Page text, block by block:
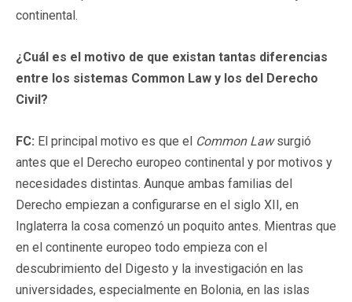
continental.
¿Cuál es el motivo de que existan tantas diferencias
entre los sistemas Common Law y los del Derecho
Civil?
FC: El principal motivo es que el Common Lawsurgió
antes que el Derecho europeo continental y por motivos y
necesidades distintas. Aunque ambas familias del
Derecho empiezan a configurarse en el siglo XII, en
Inglaterra la cosa comenzó un poquito antes. Mientras que
en el continente europeo todo empieza con el
descubrimiento del Digesto y la investigación en las
universidades, especialmente en Bolonia, en las islas